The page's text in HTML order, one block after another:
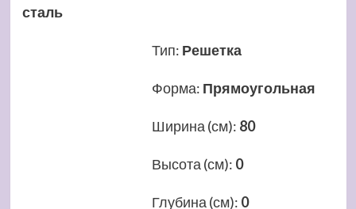
сталь
Тип: Решетка
Форма: Прямоугольная
Ширина (см): 80
Высота (см): 0
Глубина (см): 0